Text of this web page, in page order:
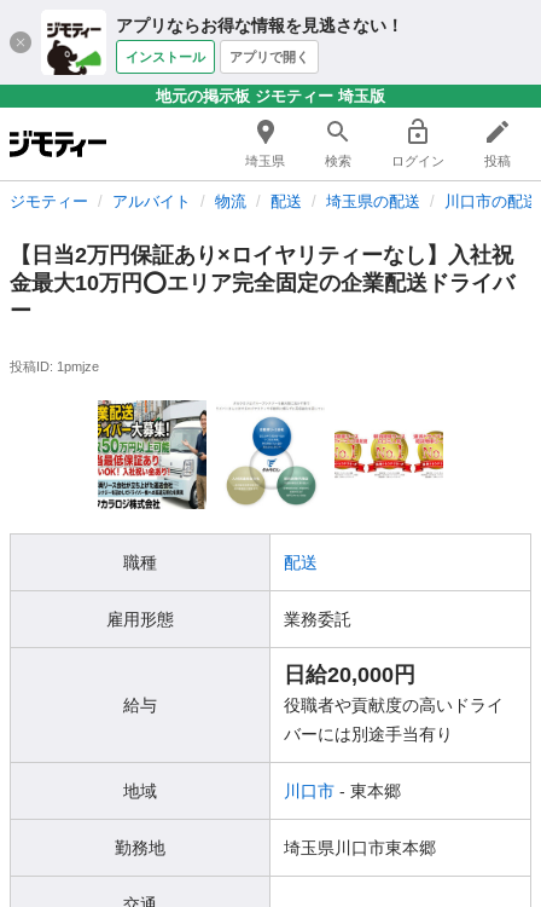
アプリならお得な情報を見逃さない！
インストール アプリで開く
地元の掲示板 ジモティー 埼玉版
埼玉県 検索 ログイン 投稿
ジモティー アルバイト 物流 配送 埼玉県の配送 川口市の配送
【日当2万円保証あり×ロイヤリティーなし】入社祝
金最大10万円⭕️エリア完全固定の企業配送ドライバ
ー
投稿ID: 1pmjze
職種 配送
雇用形態 業務委託
給与
日給20,000円
役職者や貢献度の高いドライ
バーには別途手当有り
地域 川口市 - 東本郷
勤務地 埼玉県川口市東本郷